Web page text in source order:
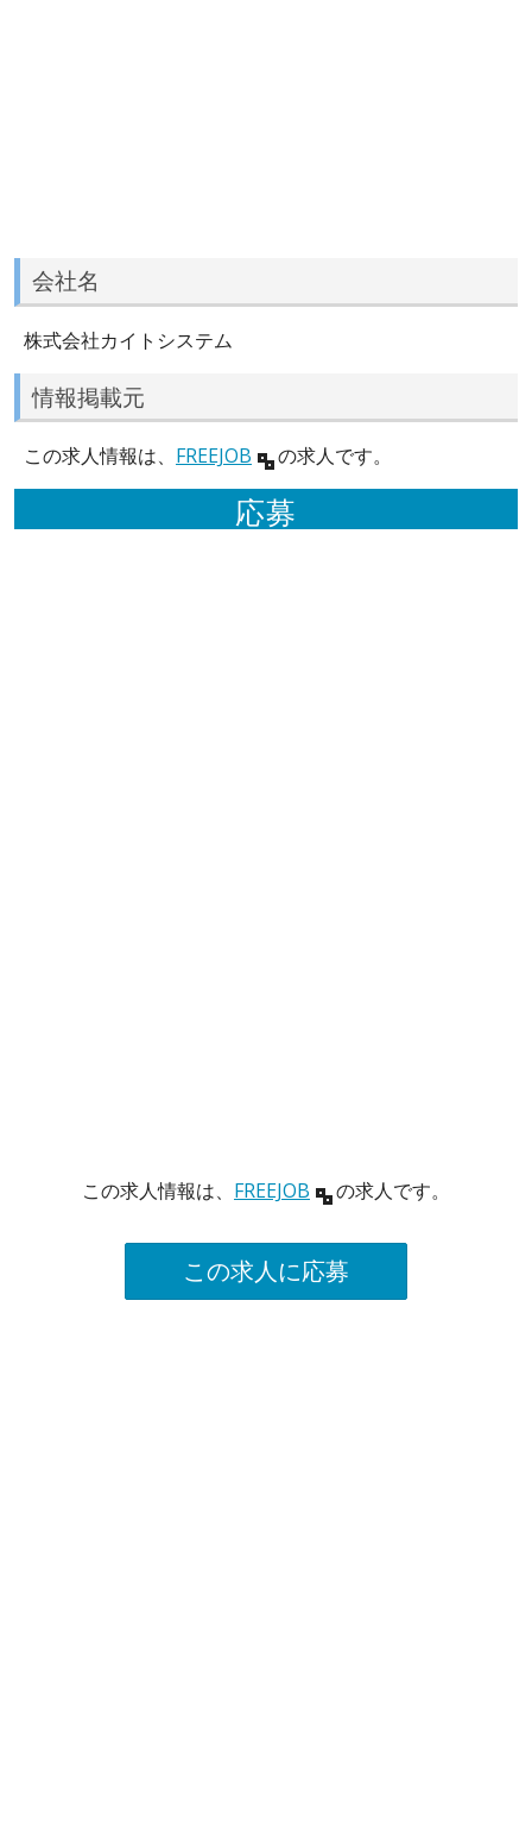
会社名
株式会社カイトシステム
情報掲載元
この求人情報は、 FREEJOB の求人です。
応募
この求人情報は、 FREEJOB の求人です。
この求人に応募